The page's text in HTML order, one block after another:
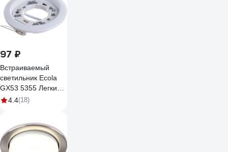
97 ₽
Встраиваемый
светильник Ecola
GX53 5355 Легкий
Белый 25x106
4.4(18)